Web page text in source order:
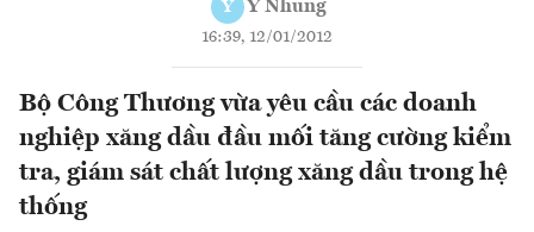
Y Y Nhung
16:39, 12/01/2012
Bộ Công Thương vừa yêu cầu các doanh
nghiệp xăng dầu đầu mối tăng cường kiểm
tra, giám sát chất lượng xăng dầu trong hệ
thống